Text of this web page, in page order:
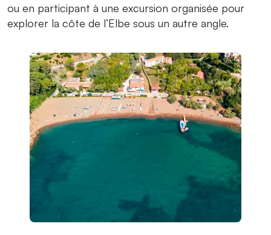
ou en participant à une excursion organisée pour
explorer la côte de l’Elbe sous un autre angle.